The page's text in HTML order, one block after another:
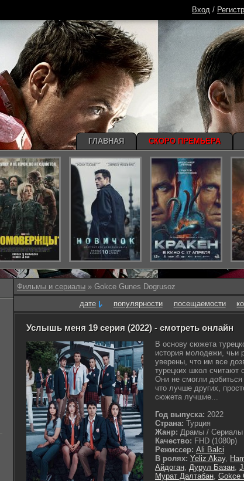
Фильмы и сериалы » Gokce Gunes Dogrusoz
дате
популярности посещаемости
Услышь меня 19 серия (2022) - смотреть онлайн
В основу сюжета
история молодежи, чьи
уверены, что им все
турецких школ считают
Они не смогли
что лучше других,
сюжета лучшие...
Год выпуска: 2022
Страна: Турция
Жанр: Драмы / Сериалы
Качество: FHD (1080p)
Режиссер: Ali Balci
В ролях: Yeliz Akay,
Айдоган, Дурул Базан,
Мурат Далтабан, Gokce
Вход /
ГЛАВНАЯ СКОРО ПРЕМЬЕРА